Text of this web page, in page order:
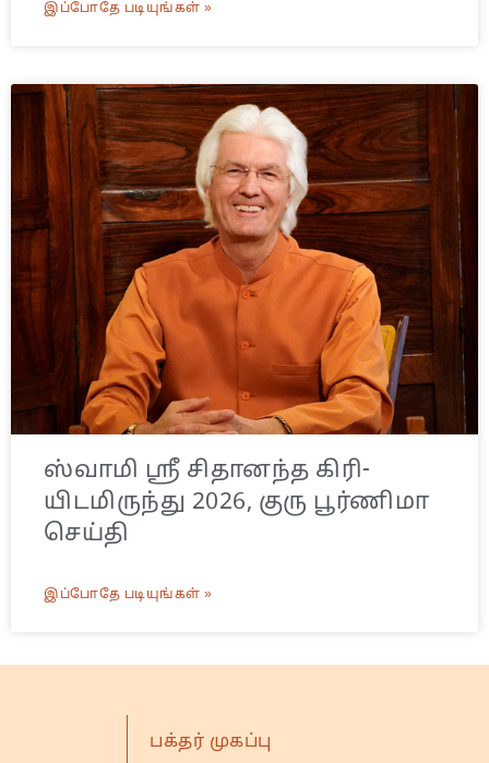
இப்போதே படியுங்கள் »
ஸ்வாமி ஸ்ரீ சிதானந்த கிரி-
யிடமிருந்து 2026, குரு பூர்ணிமா
செய்தி
இப்போதே படியுங்கள் »
பக்தர் முகப்பு